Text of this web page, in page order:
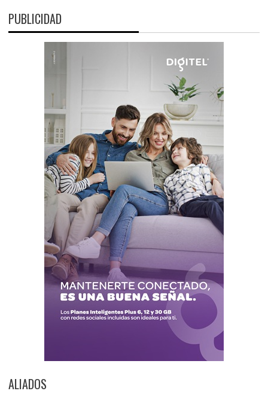
PUBLICIDAD
ALIADOS